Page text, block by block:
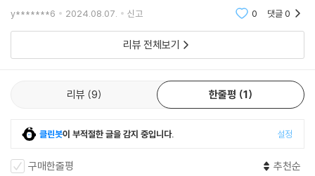
서... 그리고 캣맘에 대해서... 다시 한번 생각하게합니다.
y*******6 2024.08.07. 신고 0 댓글0
리뷰 전체보기
리뷰 9 한줄평 1
클린봇이 부적절한 글을 감지 중입니다. 설정
구매한줄평 추천순